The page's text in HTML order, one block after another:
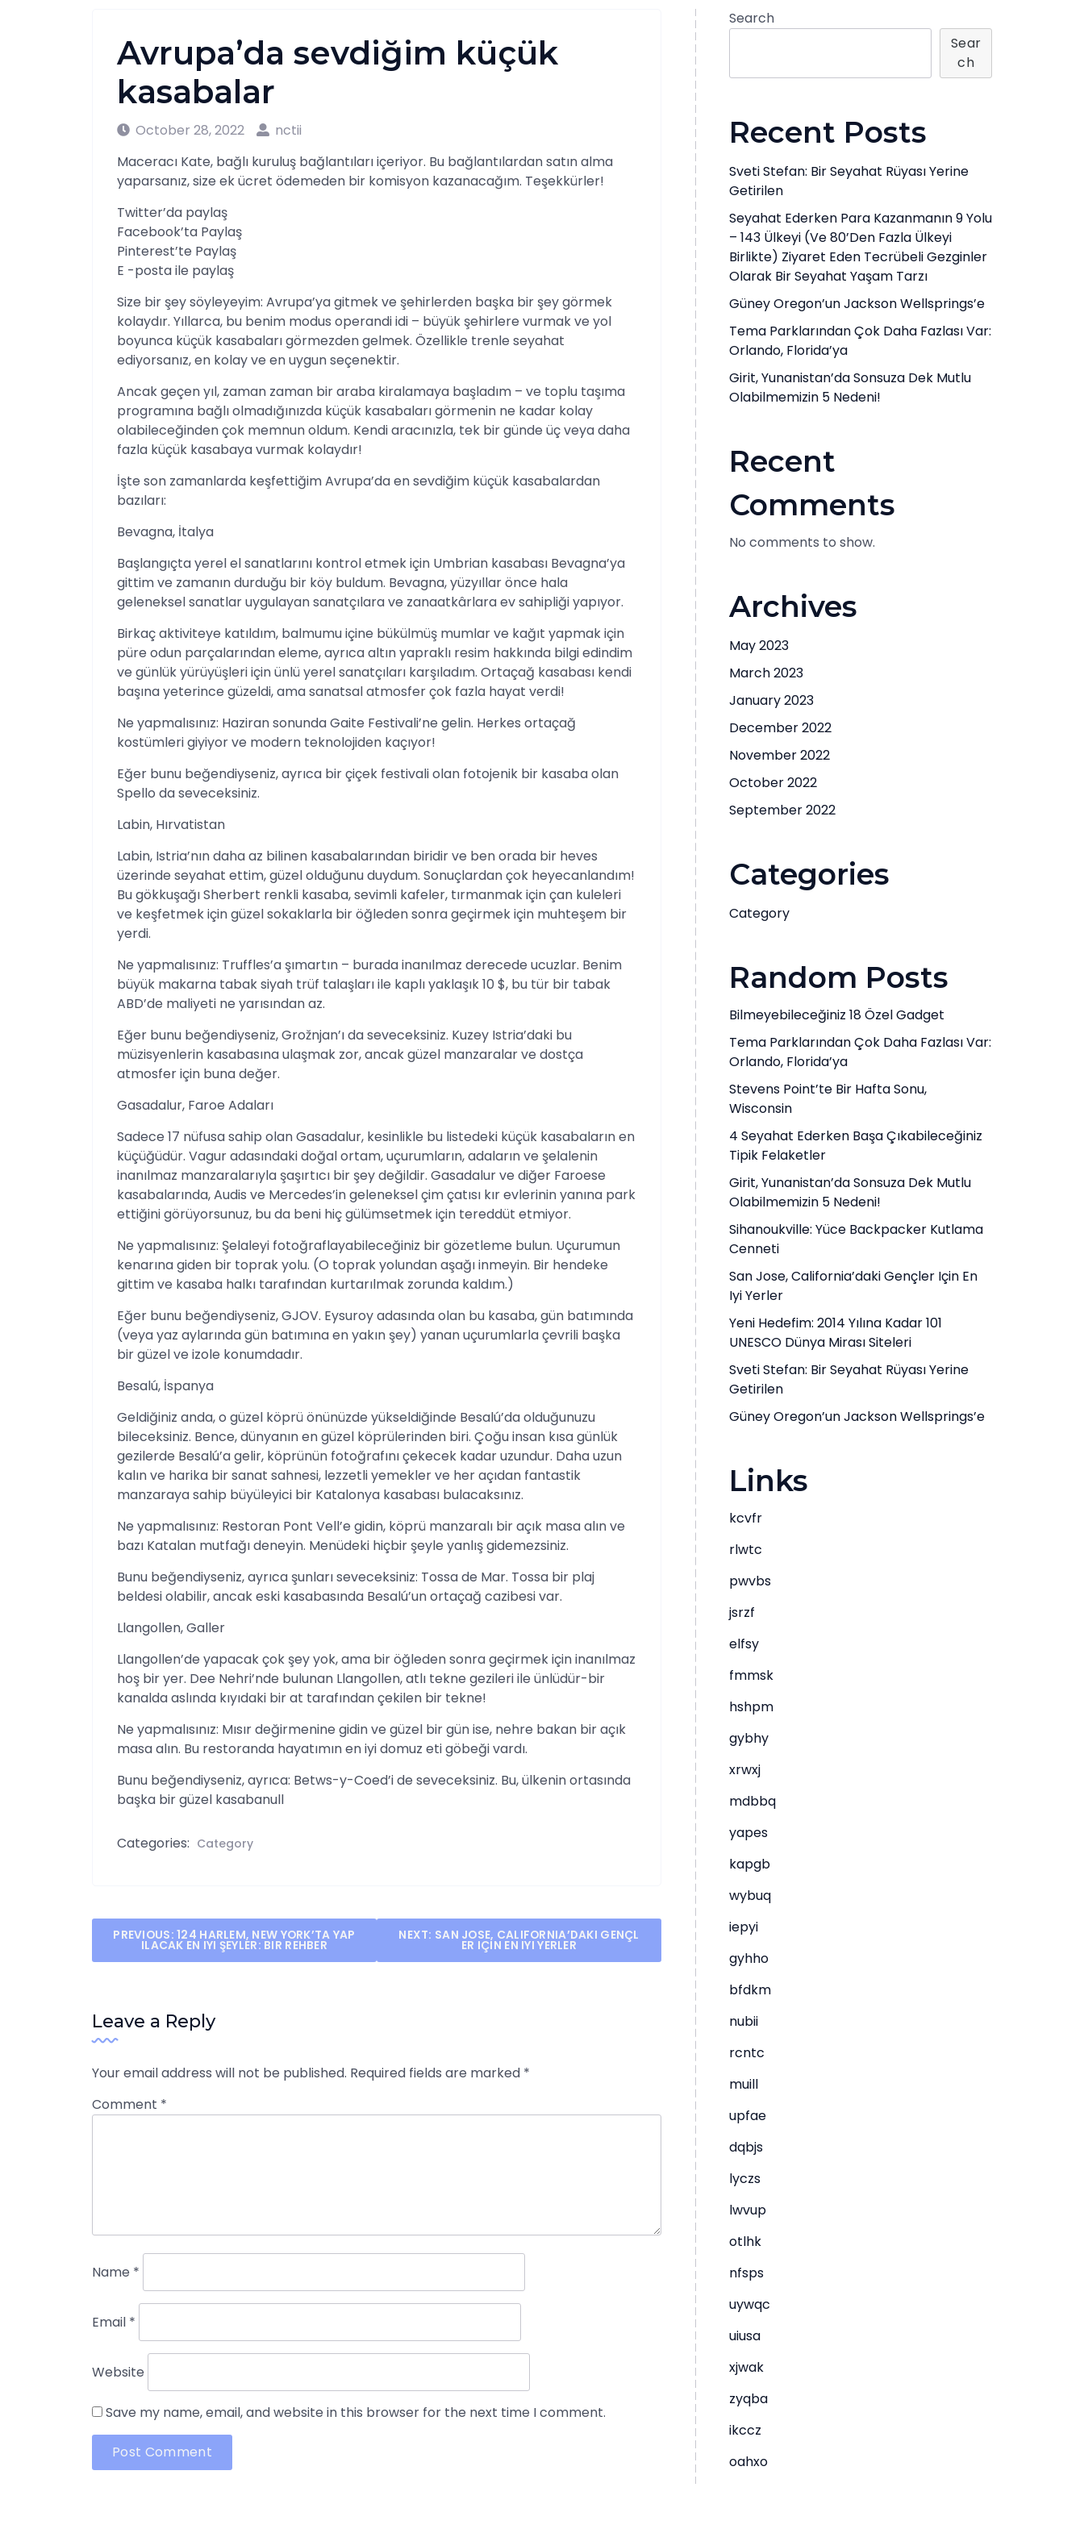
Avrupa’da sevdiğim küçük
kasabalar
October 28, 2022
nctii
Maceracı Kate, bağlı kuruluş bağlantıları içeriyor. Bu bağlantılardan satın alma
yaparsanız, size ek ücret ödemeden bir komisyon kazanacağım. Teşekkürler!
Twitter’da paylaş
Facebook’ta Paylaş
Pinterest’te Paylaş
E -posta ile paylaş
Size bir şey söyleyeyim: Avrupa’ya gitmek ve şehirlerden başka bir şey görmek
kolaydır. Yıllarca, bu benim modus operandi idi – büyük şehirlere vurmak ve yol
boyunca küçük kasabaları görmezden gelmek. Özellikle trenle seyahat
ediyorsanız, en kolay ve en uygun seçenektir.
Ancak geçen yıl, zaman zaman bir araba kiralamaya başladım – ve toplu taşıma
programına bağlı olmadığınızda küçük kasabaları görmenin ne kadar kolay
olabileceğinden çok memnun oldum. Kendi aracınızla, tek bir günde üç veya daha
fazla küçük kasabaya vurmak kolaydır!
İşte son zamanlarda keşfettiğim Avrupa’da en sevdiğim küçük kasabalardan
bazıları:
Bevagna, İtalya
Başlangıçta yerel el sanatlarını kontrol etmek için Umbrian kasabası Bevagna’ya
gittim ve zamanın durduğu bir köy buldum. Bevagna, yüzyıllar önce hala
geleneksel sanatlar uygulayan sanatçılara ve zanaatkârlara ev sahipliği yapıyor.
Birkaç aktiviteye katıldım, balmumu içine bükülmüş mumlar ve kağıt yapmak için
püre odun parçalarından eleme, ayrıca altın yapraklı resim hakkında bilgi edindim
ve günlük yürüyüşleri için ünlü yerel sanatçıları karşıladım. Ortaçağ kasabası kendi
başına yeterince güzeldi, ama sanatsal atmosfer çok fazla hayat verdi!
Ne yapmalısınız: Haziran sonunda Gaite Festivali’ne gelin. Herkes ortaçağ
kostümleri giyiyor ve modern teknolojiden kaçıyor!
Eğer bunu beğendiyseniz, ayrıca bir çiçek festivali olan fotojenik bir kasaba olan
Spello da seveceksiniz.
Labin, Hırvatistan
Labin, Istria’nın daha az bilinen kasabalarından biridir ve ben orada bir heves
üzerinde seyahat ettim, güzel olduğunu duydum. Sonuçlardan çok heyecanlandım!
Bu gökkuşağı Sherbert renkli kasaba, sevimli kafeler, tırmanmak için çan kuleleri
ve keşfetmek için güzel sokaklarla bir öğleden sonra geçirmek için muhteşem bir
yerdi.
Ne yapmalısınız: Truffles’a şımartın – burada inanılmaz derecede ucuzlar. Benim
büyük makarna tabak siyah trüf talaşları ile kaplı yaklaşık 10 $, bu tür bir tabak
ABD’de maliyeti ne yarısından az.
Eğer bunu beğendiyseniz, Grožnjan’ı da seveceksiniz. Kuzey Istria’daki bu
müzisyenlerin kasabasına ulaşmak zor, ancak güzel manzaralar ve dostça
atmosfer için buna değer.
Gasadalur, Faroe Adaları
Sadece 17 nüfusa sahip olan Gasadalur, kesinlikle bu listedeki küçük kasabaların en
küçüğüdür. Vagur adasındaki doğal ortam, uçurumların, adaların ve şelalenin
inanılmaz manzaralarıyla şaşırtıcı bir şey değildir. Gasadalur ve diğer Faroese
kasabalarında, Audis ve Mercedes’in geleneksel çim çatısı kır evlerinin yanına park
ettiğini görüyorsunuz, bu da beni hiç gülümsetmek için tereddüt etmiyor.
Ne yapmalısınız: Şelaleyi fotoğraflayabileceğiniz bir gözetleme bulun. Uçurumun
kenarına giden bir toprak yolu. (O toprak yolundan aşağı inmeyin. Bir hendeke
gittim ve kasaba halkı tarafından kurtarılmak zorunda kaldım.)
Eğer bunu beğendiyseniz, GJOV. Eysuroy adasında olan bu kasaba, gün batımında
(veya yaz aylarında gün batımına en yakın şey) yanan uçurumlarla çevrili başka
bir güzel ve izole konumdadır.
Besalú, İspanya
Geldiğiniz anda, o güzel köprü önünüzde yükseldiğinde Besalú’da olduğunuzu
bileceksiniz. Bence, dünyanın en güzel köprülerinden biri. Çoğu insan kısa günlük
gezilerde Besalú’a gelir, köprünün fotoğrafını çekecek kadar uzundur. Daha uzun
kalın ve harika bir sanat sahnesi, lezzetli yemekler ve her açıdan fantastik
manzaraya sahip büyüleyici bir Katalonya kasabası bulacaksınız.
Ne yapmalısınız: Restoran Pont Vell’e gidin, köprü manzaralı bir açık masa alın ve
bazı Katalan mutfağı deneyin. Menüdeki hiçbir şeyle yanlış gidemezsiniz.
Bunu beğendiyseniz, ayrıca şunları seveceksiniz: Tossa de Mar. Tossa bir plaj
beldesi olabilir, ancak eski kasabasında Besalú’un ortaçağ cazibesi var.
Llangollen, Galler
Llangollen’de yapacak çok şey yok, ama bir öğleden sonra geçirmek için inanılmaz
hoş bir yer. Dee Nehri’nde bulunan Llangollen, atlı tekne gezileri ile ünlüdür-bir
kanalda aslında kıyıdaki bir at tarafından çekilen bir tekne!
Ne yapmalısınız: Mısır değirmenine gidin ve güzel bir gün ise, nehre bakan bir açık
masa alın. Bu restoranda hayatımın en iyi domuz eti göbeği vardı.
Bunu beğendiyseniz, ayrıca: Betws-y-Coed’i de seveceksiniz. Bu, ülkenin ortasında
başka bir güzel kasabanull
Categories: Category
Post
PREVIOUS: 124 HARLEM, NEW YORK’TA YAP
ILACAK EN IYI ŞEYLER: BIR REHBER
NEXT: SAN JOSE, CALIFORNIA’DAKI GENÇL
ER IÇIN EN IYI YERLER
Leave a Reply
Your email address will not be published. Required fields are marked *
Comment *
Name *
Email *
Website
Save my name, email, and website in this browser for the next time I comment.
Search
Sear
Ch
Recent Posts
Sveti Stefan: Bir Seyahat Rüyası Yerine
Getirilen
Seyahat Ederken Para Kazanmanın 9 Yolu
– 143 Ülkeyi (ve 80’den Fazla Ülkeyi
Birlikte) Ziyaret Eden Tecrübeli Gezginler
Olarak Bir Seyahat Yaşam Tarzı
Güney Oregon’un Jackson Wellsprings’e
Tema Parklarından Çok Daha Fazlası Var:
Orlando, Florida’ya
Girit, Yunanistan’da Sonsuza Dek Mutlu
Olabilmemizin 5 Nedeni!
Recent
Comments
No comments to show.
Archives
May 2023
March 2023
January 2023
December 2022
November 2022
October 2022
September 2022
Categories
Category
Random Posts
Bilmeyebileceğiniz 18 Özel Gadget
Tema Parklarından Çok Daha Fazlası Var:
Orlando, Florida’ya
Stevens Point’te Bir Hafta Sonu,
Wisconsin
4 Seyahat Ederken Başa Çıkabileceğiniz
Tipik Felaketler
Girit, Yunanistan’da Sonsuza Dek Mutlu
Olabilmemizin 5 Nedeni!
Sihanoukville: Yüce Backpacker Kutlama
Cenneti
San Jose, California’daki Gençler Için En
Iyi Yerler
Yeni Hedefim: 2014 Yılına Kadar 101
UNESCO Dünya Mirası Siteleri
Sveti Stefan: Bir Seyahat Rüyası Yerine
Getirilen
Güney Oregon’un Jackson Wellsprings’e
Links
kcvfr
rlwtc
pwvbs
jsrzf
elfsy
fmmsk
hshpm
gybhy
xrwxj
mdbbq
yapes
kapgb
wybuq
iepyi
gyhho
bfdkm
nubii
rcntc
muill
upfae
dqbjs
lyczs
lwvup
otlhk
nfsps
uywqc
uiusa
xjwak
zyqba
ikccz
oahxo